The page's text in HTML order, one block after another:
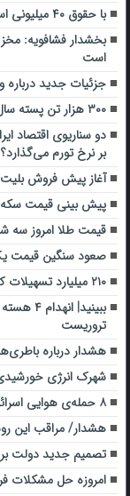
با حقوق ۴۰ میلیونی استخدام شوید / در این ۵ شغل پول پارو کنید
بخشدار فشافویه:
است
جزئیات جدید درباره
۳۰۰ هزار تن پسته سال گذشته تولید شد/ رشد ۱۴۳ درصدی صادرات
بر نرخ تورم می‌گذارد؟
آغاز پیش فروش بلیت قطار
پیش بینی قیمت سکه
قیمت طلا امروز سه شنبه ۵ اسفند/ کاهش نرخ
صعود سنگین قیمت یک
۲۱۰ میلیارد تسهیلات کوهدشت جذب نشد/مدیران برکنار می‌شوید!
تروریست‌
هشدار درباره
شهرک انرژی
۸ حمله‌ی هوایی اسرائیل به بیروت + فیلم
هشدار/ مراقب این
تصمیم جدید دولت
امروزه حل مشکلات